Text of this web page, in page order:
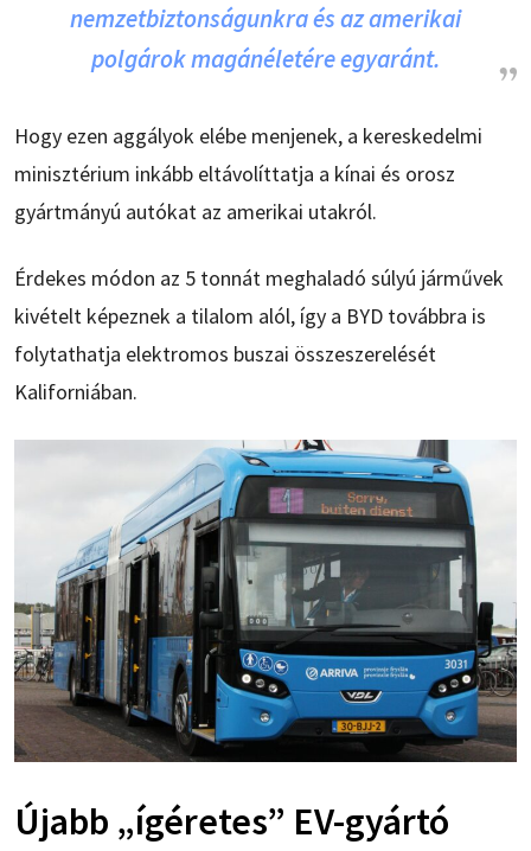
nemzetbiztonságunkra és az amerikai
polgárok magánéletére egyaránt.
Hogy ezen aggályok elébe menjenek, a kereskedelmi
minisztérium inkább eltávolíttatja a kínai és orosz
gyártmányú autókat az amerikai utakról.
Érdekes módon az 5 tonnát meghaladó súlyú járművek
kivételt képeznek a tilalom alól, így a BYD továbbra is
folytathatja elektromos buszai összeszerelését
Kaliforniában.
Újabb „ígéretes” EV-gyártó